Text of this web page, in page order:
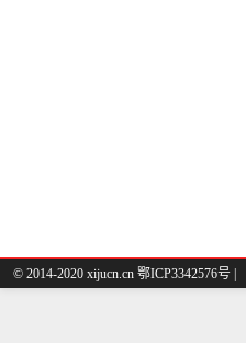
© 2014-2020 xijucn.cn 鄂ICP3342576号 |